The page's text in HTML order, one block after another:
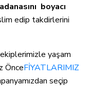
boyacı
edip takdirlerini
ekiplerimizle yaşam
ÖnceFİYATLARIMIZ
seçip